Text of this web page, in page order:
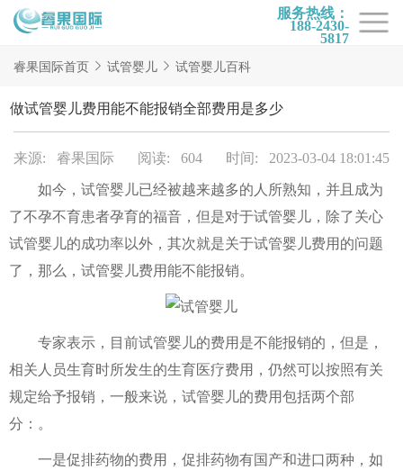
服务热线：
188-2430-
5817
首页
试管项目
试管百科
试管医院
睿果国际
睿果国际首页 试管婴儿 试管婴儿百科
做试管婴儿费用能不能报销全部费用是多少
来源: 睿果国际 阅读: 604 时间: 2023-03-04 18:01:45
如今，试管婴儿已经被越来越多的人所熟知，并且成为
了不孕不育患者孕育的福音，但是对于试管婴儿，除了关心
试管婴儿的成功率以外，其次就是关于试管婴儿费用的问题
了，那么，试管婴儿费用能不能报销。
专家表示，目前试管婴儿的费用是不能报销的，但是，
相关人员生育时所发生的生育医疗费用，仍然可以按照有关
规定给予报销，一般来说，试管婴儿的费用包括两个部
分：。
一是促排药物的费用，促排药物有国产和进口两种，如